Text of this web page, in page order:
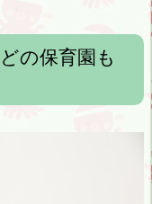
の保育園も